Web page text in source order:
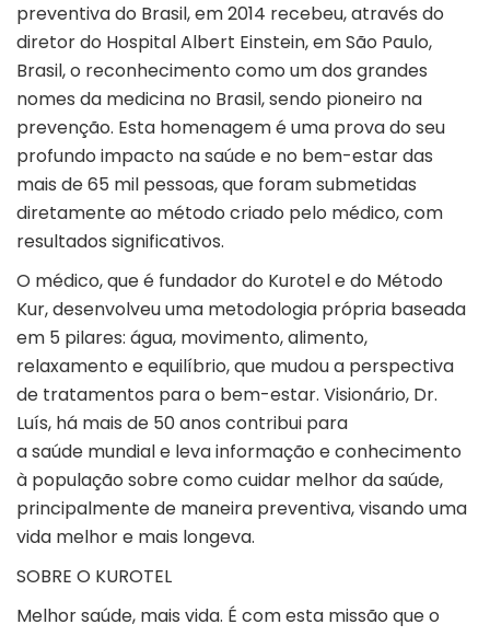
preventiva do Brasil, em 2014 recebeu, através do
diretor do Hospital Albert Einstein, em São Paulo,
Brasil, o reconhecimento como um dos grandes
nomes da medicina no Brasil, sendo pioneiro na
prevenção. Esta homenagem é uma prova do seu
profundo impacto na saúde e no bem-estar das
mais de 65 mil pessoas, que foram submetidas
diretamente ao método criado pelo médico, com
resultados significativos.
O médico, que é fundador do Kurotel e do Método
Kur, desenvolveu uma metodologia própria baseada
em 5 pilares: água, movimento, alimento,
relaxamento e equilíbrio, que mudou a perspectiva
de tratamentos para o bem-estar. Visionário, Dr.
Luís, há mais de 50 anos contribui para
a saúde mundial e leva informação e conhecimento
à população sobre como cuidar melhor da saúde,
principalmente de maneira preventiva, visando uma
vida melhor e mais longeva.
SOBRE O KUROTEL
Melhor saúde, mais vida. É com esta missão que o